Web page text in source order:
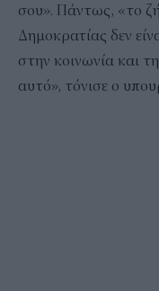
σου». Πάντως, «το
Δημοκρατίας δεν
στην κοινωνία και
αυτό», τόνισε ο